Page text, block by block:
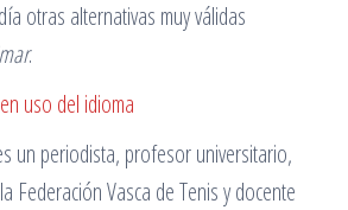
otras alternativas muy válidas
.
uso del idioma
un periodista, profesor universitario,
Federación Vasca de Tenis y docente